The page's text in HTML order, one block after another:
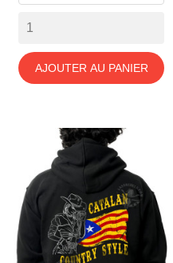
AJOUTER AU PANIER